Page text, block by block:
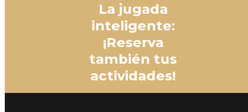
La jugada
inteligente:
¡Reserva
también tus
actividades!